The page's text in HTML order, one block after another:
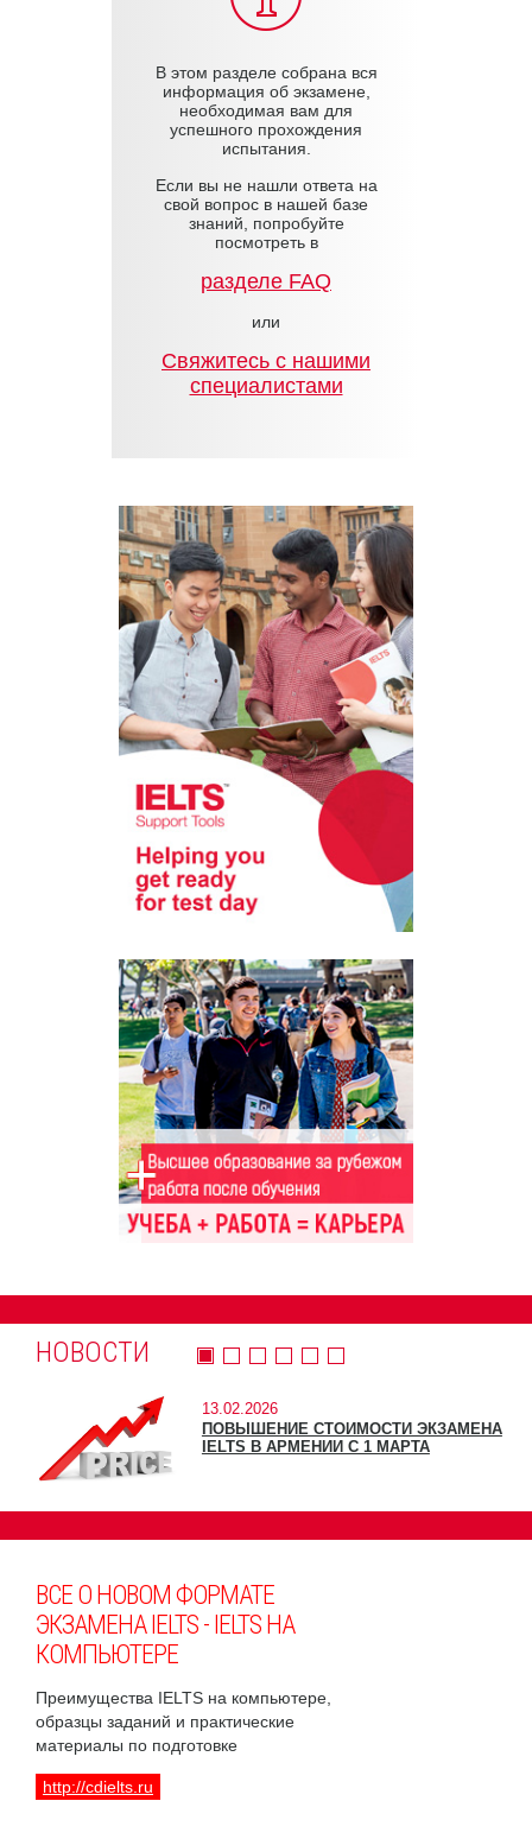
В этом разделе собрана вся
информация об экзамене,
необходимая вам для
успешного прохождения
испытания.
Если вы не нашли ответа на
свой вопрос в нашей базе
знаний, попробуйте
посмотреть в
разделе FAQ
или
Cвяжитесь с нашими
специалистами
НОВОСТИ
13.02.2026
ПОВЫШЕНИЕ СТОИМОСТИ ЭКЗАМЕНА
IELTS В АРМЕНИИ С 1 МАРТА
ВСЕ О НОВОМ ФОРМАТЕ
ЭКЗАМЕНА IELTS - IELTS НА
КОМПЬЮТЕРЕ
Преимущества IELTS на компьютере,
образцы заданий и практические
материалы по подготовке
http://cdielts.ru